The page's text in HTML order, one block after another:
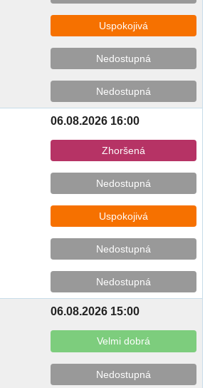
Uspokojivá
Nedostupná
Nedostupná
06.08.2026 16:00
Zhoršená
Nedostupná
Uspokojivá
Nedostupná
Nedostupná
06.08.2026 15:00
Velmi dobrá
Nedostupná